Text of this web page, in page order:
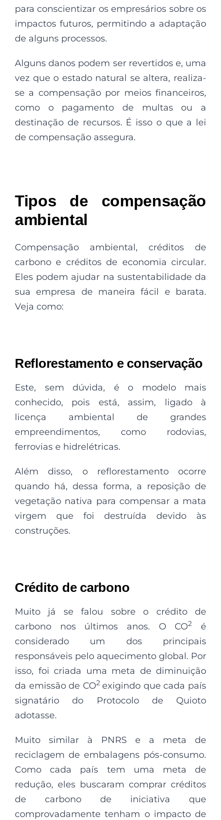
para conscientizar os empresários sobre os
impactos futuros, permitindo a adaptação
de alguns processos.
Alguns danos podem ser revertidos e, uma
vez que o estado natural se altera, realiza-
se a compensação por meios financeiros,
como o pagamento de multas ou a
destinação de recursos. É isso o que a lei
de compensação assegura.
Tipos de compensação
ambiental
Compensação ambiental, créditos de
carbono e créditos de economia circular.
Eles podem ajudar na sustentabilidade da
sua empresa de maneira fácil e barata.
Veja como:
Reflorestamento e conservação
Este, sem dúvida, é o modelo mais
conhecido, pois está, assim, ligado à
licença ambiental de grandes
empreendimentos, como rodovias,
ferrovias e hidrelétricas.
Além disso, o reflorestamento ocorre
quando há, dessa forma, a reposição de
vegetação nativa para compensar a mata
virgem que foi destruída devido às
construções.
Crédito de carbono
Muito já se falou sobre o crédito de
carbono nos últimos anos. O CO2
é
considerado um dos principais
responsáveis pelo aquecimento global. Por
isso, foi criada uma meta de diminuição
da emissão de CO2 exigindo que cada país
signatário do Protocolo de Quioto
adotasse.
Muito similar à PNRS e a meta de
reciclagem de embalagens pós-consumo.
Como cada país tem uma meta de
redução, eles buscaram comprar créditos
de carbono de iniciativa que
comprovadamente tenham o impacto de